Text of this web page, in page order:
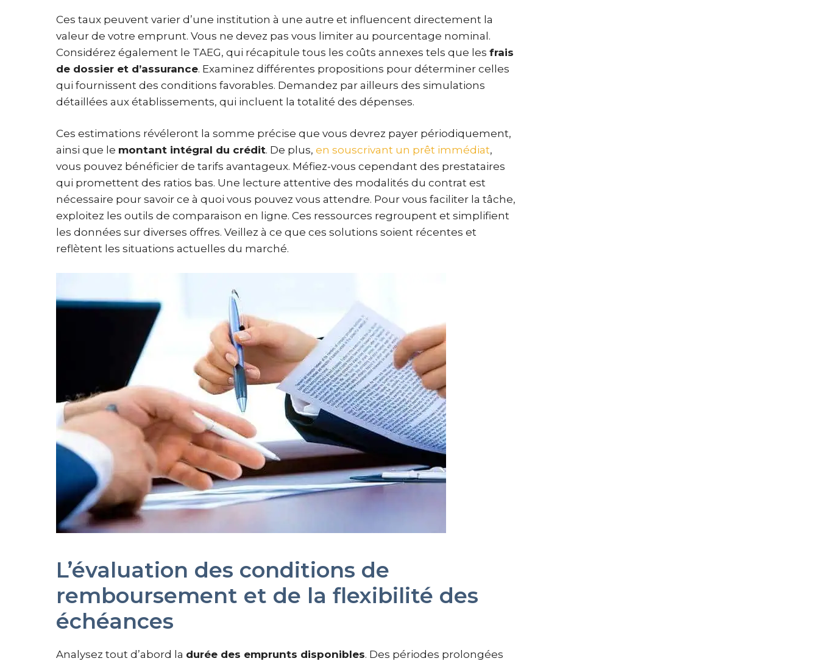
Ces taux peuvent varier d’une institution à une autre et influencent directement la
valeur de votre emprunt. Vous ne devez pas vous limiter au pourcentage nominal.
Considérez également le TAEG, qui récapitule tous les coûts annexes tels que les frais
de dossier et d’assurance. Examinez différentes propositions pour déterminer celles
qui fournissent des conditions favorables. Demandez par ailleurs des simulations
détaillées aux établissements, qui incluent la totalité des dépenses.
Ces estimations révéleront la somme précise que vous devrez payer périodiquement,
ainsi que le montant intégral du crédit. De plus, en souscrivant un prêt immédiat,
vous pouvez bénéficier de tarifs avantageux. Méfiez-vous cependant des prestataires
qui promettent des ratios bas. Une lecture attentive des modalités du contrat est
nécessaire pour savoir ce à quoi vous pouvez vous attendre. Pour vous faciliter la tâche,
exploitez les outils de comparaison en ligne. Ces ressources regroupent et simplifient
les données sur diverses offres. Veillez à ce que ces solutions soient récentes et
reflètent les situations actuelles du marché.
L’évaluation des conditions de
remboursement et de la flexibilité des
échéances
Analysez tout d’abord la durée des emprunts disponibles. Des périodes prolongées